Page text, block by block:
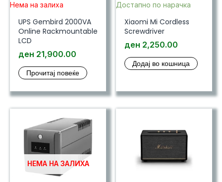
Нема на залиха
UPS Gembird 2000VA
Online Rackmountable
LCD
ден 21,900.00
Прочитај повеќе
Достапно по нарачка
Xiaomi Mi Cordless
Screwdriver
ден 2,250.00
Додај во кошница
НЕМА НА ЗАЛИХА